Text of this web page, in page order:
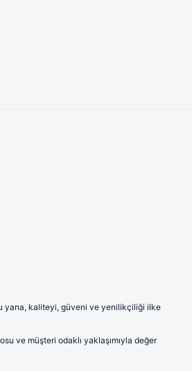
yana, kaliteyi, güveni ve yenilikçiliği ilke
ve müşteri odaklı yaklaşımıyla değer